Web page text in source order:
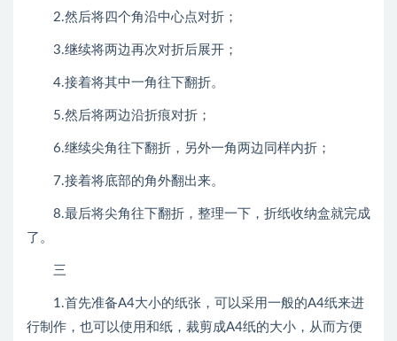
2.然后将四个角沿中心点对折；
3.继续将两边再次对折后展开；
4.接着将其中一角往下翻折。
5.然后将两边沿折痕对折；
6.继续尖角往下翻折，另外一角两边同样内折；
7.接着将底部的角外翻出来。
8.最后将尖角往下翻折，整理一下，折纸收纳盒就完成
了。
三
1.首先准备A4大小的纸张，可以采用一般的A4纸来进
行制作，也可以使用和纸，裁剪成A4纸的大小，从而方便